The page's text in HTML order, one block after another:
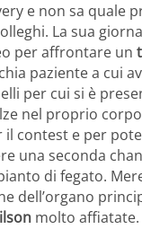
e non sa quale
La sua
per affrontare un
paziente a cui
per cui si è
nel proprio
contest e per
una seconda
di fegato.
dell’organo
molto affiatate.